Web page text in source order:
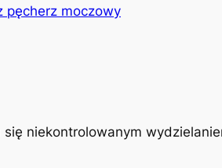
niekontrolowanym